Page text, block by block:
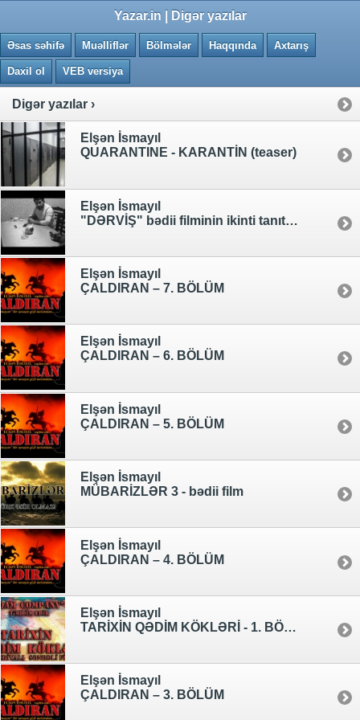
Yazar.in | Digər yazılar
Əsas səhifə Muəlliflər Bölmələr Haqqında Axtarış
Daxil ol VEB versiya
Digər yazılar ›
Elşən İsmayıl
QUARANTINE - KARANTİN (teaser)
Elşən İsmayıl
"DƏRVİŞ" bədii filminin ikinti tanıtımı - VİDEO
Elşən İsmayıl
ÇALDIRAN – 7. BÖLÜM
Elşən İsmayıl
ÇALDIRAN – 6. BÖLÜM
Elşən İsmayıl
ÇALDIRAN – 5. BÖLÜM
Elşən İsmayıl
MÜBARİZLƏR 3 - bədii film
Elşən İsmayıl
ÇALDIRAN – 4. BÖLÜM
Elşən İsmayıl
TARİXİN QƏDİM KÖKLƏRİ - 1. BÖLÜM
Elşən İsmayıl
ÇALDIRAN – 3. BÖLÜM